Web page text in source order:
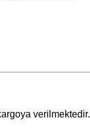
verilmektedir.